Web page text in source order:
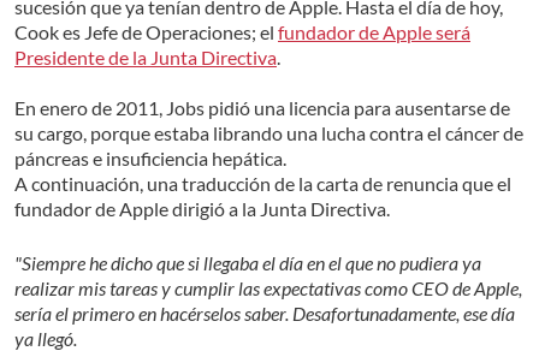
sucesión que ya tenían dentro de Apple. Hasta el día de hoy,
Cook es Jefe de Operaciones; el fundador de Apple será
Presidente de la Junta Directiva
En enero de 2011, Jobs pidió una licencia para ausentarse de
su cargo, porque estaba librando una lucha contra el cáncer de
páncreas e insuficiencia hepática.
A continuación, una traducción de la carta de renuncia que el
fundador de Apple dirigió a la Junta Directiva.
"Siempre he dicho que si llegaba el día en el que no pudiera ya
realizar mis tareas y cumplir las expectativas como CEO de Apple,
sería el primero en hacérselos saber. Desafortunadamente, ese día
ya llegó.